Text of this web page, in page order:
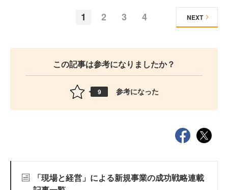
1 2 3 4 NEXT
この記事は参考になりましたか？
9 参考になった
「現場と経営」による新規事業の成功戦略連載